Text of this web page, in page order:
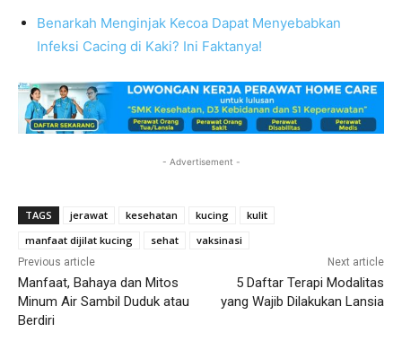
Benarkah Menginjak Kecoa Dapat Menyebabkan
Infeksi Cacing di Kaki? Ini Faktanya!
- Advertisement -
TAGS jerawat kesehatan kucing
kulit
manfaat dijilat kucing
sehat vaksinasi
Previous article
Manfaat, Bahaya dan Mitos
Minum Air Sambil Duduk atau
Berdiri
Next article
5 Daftar Terapi Modalitas
yang Wajib Dilakukan Lansia